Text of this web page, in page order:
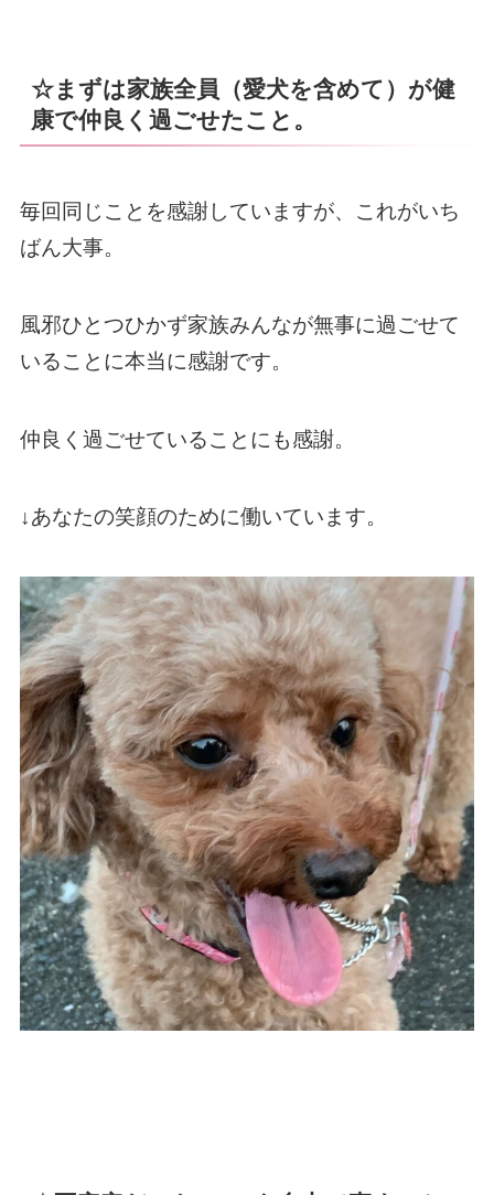
☆まずは家族全員（愛犬を含めて）が健
康で仲良く過ごせたこと。
毎回同じことを感謝していますが、これがいち
ばん大事。
風邪ひとつひかず家族みんなが無事に過ごせて
いることに本当に感謝です。
仲良く過ごせていることにも感謝。
↓あなたの笑顔のために働いています。